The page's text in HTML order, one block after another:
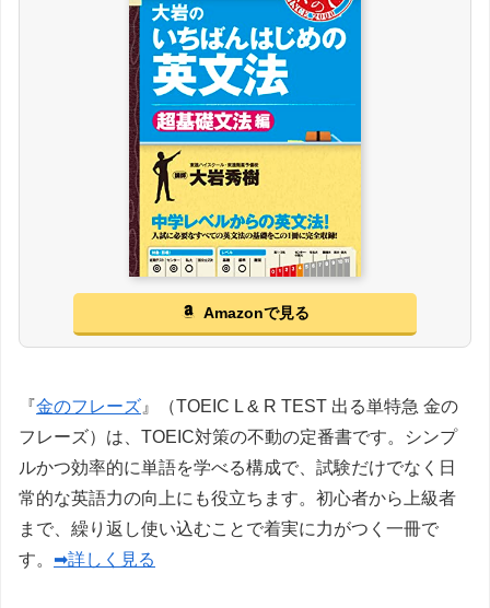
Amazonで見る
『金のフレーズ』（TOEIC L & R TEST 出る単特急 金の
フレーズ）は、TOEIC対策の不動の定番書です。シンプ
ルかつ効率的に単語を学べる構成で、試験だけでなく日
常的な英語力の向上にも役立ちます。初心者から上級者
まで、繰り返し使い込むことで着実に力がつく一冊で
す。 ➡詳しく見る